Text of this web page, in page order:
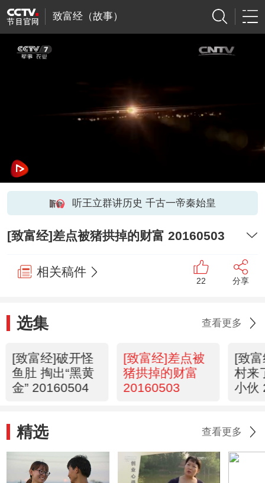
致富经（故事）
听王立群讲历史 千古一帝秦始皇
[致富经]差点被猪拱掉的财富 20160503
相关稿件
22 分享
选集 查看更多
[致富经]破开怪
鱼肚 掏出“黑黄
金” 20160504
[致富经]差点被
猪拱掉的财富
20160503
[致
村来
小伙
精选 查看更多